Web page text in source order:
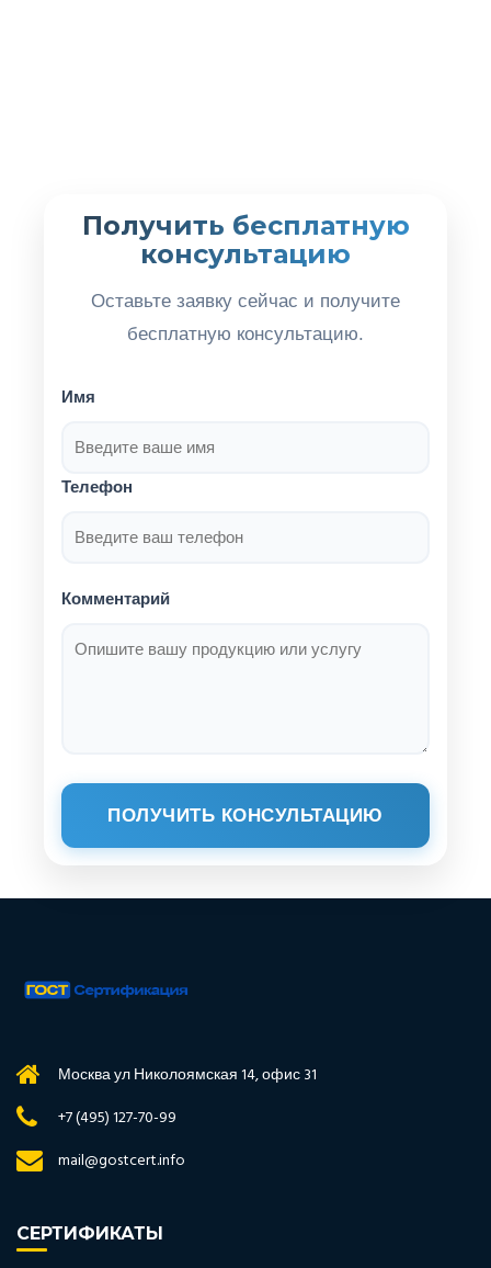
Получить бесплатную
консультацию
Оставьте заявку сейчас и получите
бесплатную консультацию.
Имя
Телефон
Комментарий
ПОЛУЧИТЬ КОНСУЛЬТАЦИЮ
Москва ул Николоямская 14, офис 31
+7 (495) 127-70-99
mail@gostcert.info
СЕРТИФИКАТЫ